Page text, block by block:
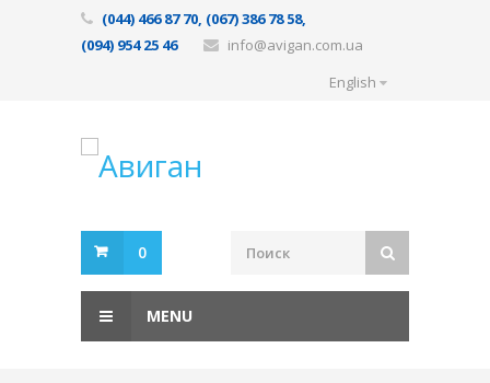
(044) 466 87 70, (067) 386 78 58,
(094) 954 25 46
info@avigan.com.ua
English
0
MENU